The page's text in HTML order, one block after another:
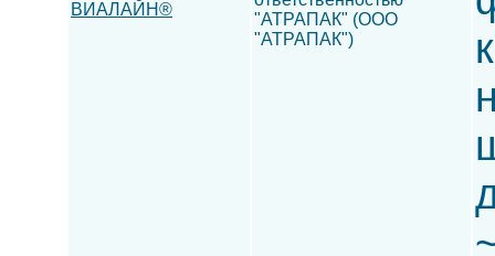
ВИАЛАЙН®
"АТРАПАК" (ООО
"АТРАПАК")